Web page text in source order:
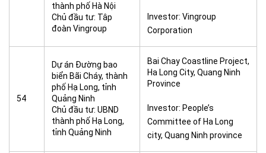
thành phố Hà Nội
Chủ đầu tư: Tâp
đoàn Vingroup
Investor: Vingroup
Corporation
54
Dự án Đường bao
biển Bãi Cháy, thành
phố Hạ Long, tỉnh
Quảng Ninh
Chủ đầu tư: UBND
thành phố Hạ Long,
tỉnh Quảng Ninh
Bai Chay Coastline Project,
Ha Long City, Quang Ninh
Province
Investor: People’s
Committee of Ha Long
city, Quang Ninh province